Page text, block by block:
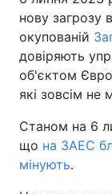
нову загрозу
окупованій
довіряють
об'єктом
які зовсім не
Станом на 6
що на ЗАЕС
мінують.